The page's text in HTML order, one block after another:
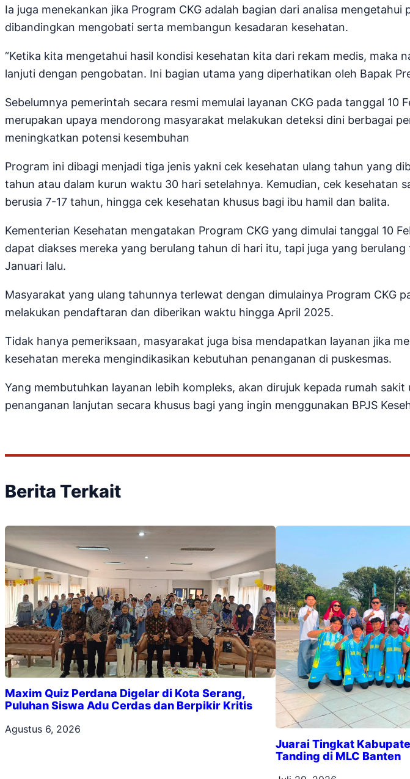
Ia juga menekankan jika Program CKG adalah bagian dari analisa mengetahui
dibandingkan mengobati serta membangun kesadaran kesehatan.
“Ketika kita mengetahui hasil kondisi kesehatan kita dari rekam medis, maka
lanjuti dengan pengobatan. Ini bagian utama yang diperhatikan oleh Bapak
Sebelumnya pemerintah secara resmi memulai layanan CKG pada tanggal 10
merupakan upaya mendorong masyarakat melakukan deteksi dini berbagai
meningkatkan potensi kesembuhan
Program ini dibagi menjadi tiga jenis yakni cek kesehatan ulang tahun yang
tahun atau dalam kurun waktu 30 hari setelahnya. Kemudian, cek kesehatan
berusia 7-17 tahun, hingga cek kesehatan khusus bagi ibu hamil dan balita.
Kementerian Kesehatan mengatakan Program CKG yang dimulai tanggal 10
dapat diakses mereka yang berulang tahun di hari itu, tapi juga yang
Januari lalu.
Masyarakat yang ulang tahunnya terlewat dengan dimulainya Program CKG
melakukan pendaftaran dan diberikan waktu hingga April 2025.
Tidak hanya pemeriksaan, masyarakat juga bisa mendapatkan layanan jika
kesehatan mereka mengindikasikan kebutuhan penanganan di puskesmas.
Yang membutuhkan layanan lebih kompleks, akan dirujuk kepada rumah
penanganan lanjutan secara khusus bagi yang ingin menggunakan BPJS
Berita Terkait
Maxim Quiz Perdana Digelar di Kota Serang,
Puluhan Siswa Adu Cerdas dan Berpikir Kritis
Agustus 6, 2026
Juarai Tingkat
Tanding di MLC Banten